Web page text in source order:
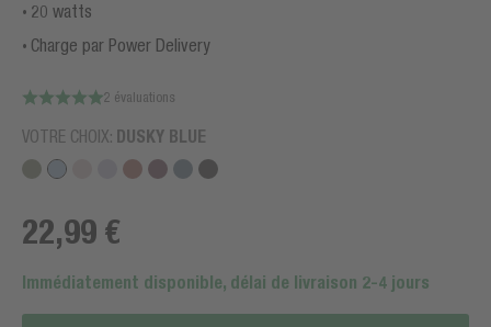
20 watts
Charge par Power Delivery
2 évaluations
VOTRE CHOIX: DUSKY BLUE
22,99 €
Immédiatement disponible, délai de livraison 2-4 jours